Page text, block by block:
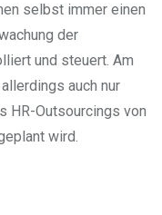
selbst immer einen
der
und steuert. Am
auch nur
HR-Outsourcings von
wird.